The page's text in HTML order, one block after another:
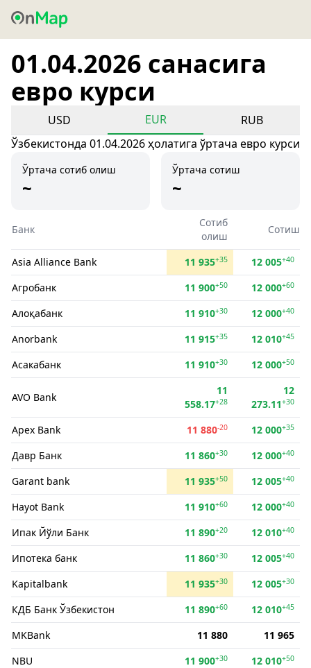
01.04.2026 санасига
евро курси
USD EUR
RUB
Ўзбекистонда 01.04.2026 ҳолатига ўртача евро курси
Ўртача сотиб олиш
~
Ўртача сотиш
~
Банк
Сотиб
олиш
Сотиш
Asia Alliance Bank 11 935+35 12 005+40
Агробанк 11 900+50 12 000+60
Алоқабанк 11 910+30 12 000+40
Anorbank 11 915+35 12 010+45
Асакабанк 11 910+30 12 000+50
AVO Bank
11
558.17+28
12
273.11+30
Apex Bank 11 880-20 12 000+35
Давр Банк 11 860+30 12 000+40
Garant bank 11 935+50 12 005+40
Hayot Bank 11 910+60 12 000+40
Ипак Йўли Банк 11 890+20 12 010+40
Ипотека банк 11 860+30 12 005+40
Kapitalbank 11 935+30 12 005+30
КДБ Банк Ўзбекистон 11 890+60 12 010+45
MKBank 11 880
11 965
NBU
11 900+30 12 010+50